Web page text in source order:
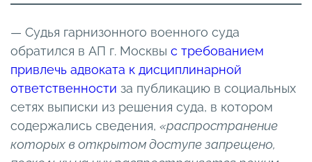
— Судья гарнизонного военного суда
обратился в АП г. Москвы с требованием
привлечь адвоката к дисциплинарной
ответственности за публикацию в социальных
сетях выписки из решения суда, в котором
содержались сведения, «распространение
которых в открытом доступе запрещено,